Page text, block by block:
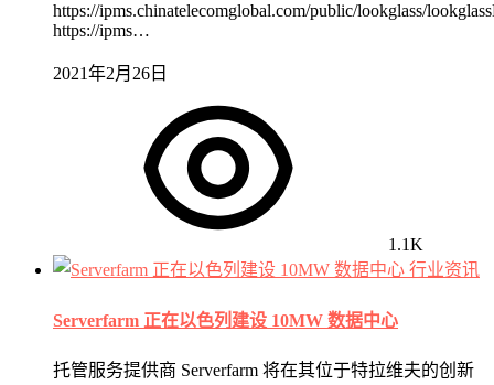
https://ipms.chinatelecomglobal.com/public/lookglass/
https://ipms…
2021年2月26日
1.1K
行业资讯
Serverfarm 正在以色列建设 10MW 数据中心
托管服务提供商 Serverfarm 将在其位于特拉维夫的创新